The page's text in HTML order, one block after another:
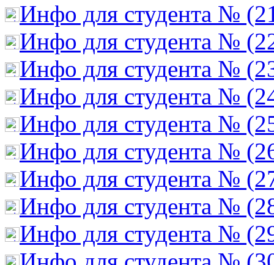
Инфо для студента №
Инфо для студента №
Инфо для студента №
Инфо для студента №
Инфо для студента №
Инфо для студента №
Инфо для студента №
Инфо для студента №
Инфо для студента №